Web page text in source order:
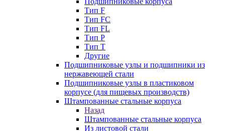
Тип F
Тип FC
Тип FL
Тип P
Тип T
Другие
Подшипниковые узлы и подшипники из
нержавеющей стали
Подшипниковые узлы в пластиковом
корпусе (для пищевых производств)
Штампованные стальные корпуса
Назад
Штампованные стальные корпуса
Из листовой стали